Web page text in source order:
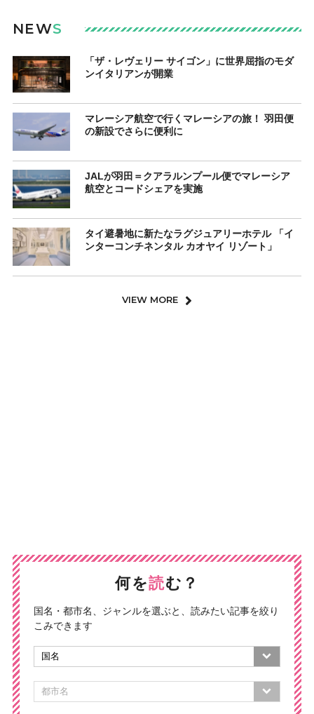
NEWS
「ザ・レヴェリー サイゴン」に世界屈指のモダ
ンイタリアンが開業
マレーシア航空で行くマレーシアの旅！ 羽田便
の新設でさらに便利に
JALが羽田＝クアラルンプール便でマレーシア
航空とコードシェアを実施
タイ避暑地に新たなラグジュアリーホテル 「イ
ンターコンチネンタル カオヤイ リゾート」
VIEW MORE
何を読む？
国名・都市名、ジャンルを選ぶと、読みたい記事を絞り
こみできます